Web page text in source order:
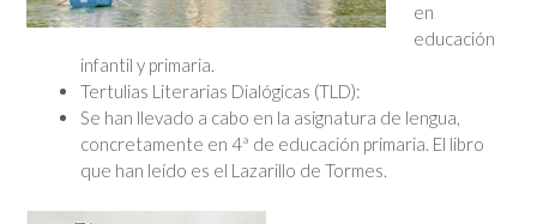
en
educación
infantil y primaria.
Tertulias Literarias Dialógicas (TLD):
Se han llevado a cabo en la asignatura de lengua,
concretamente en 4ª de educación primaria. El libro
que han leído es el Lazarillo de Tormes.